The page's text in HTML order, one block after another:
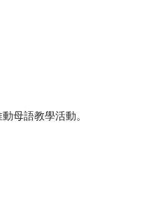
母語教學活動。